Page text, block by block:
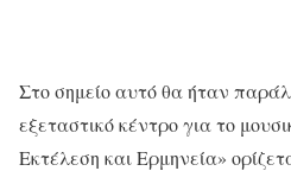
Στο σημείο αυτό θα ήταν
εξεταστικό κέντρο για το
Εκτέλεση και Ερμηνεία»